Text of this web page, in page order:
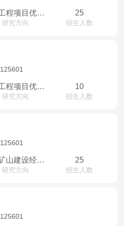
(02)工程项目优化与控制
研究方向
25
招生人数
125601
(02)工程项目优化与控制
研究方向
10
招生人数
125601
(03)矿山建设经济评价与决策
研究方向
25
招生人数
125601